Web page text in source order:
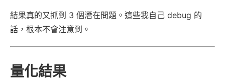
結果真的又抓到 3 個潛在問題。這些我自己 debug 的
話，根本不會注意到。
量化結果